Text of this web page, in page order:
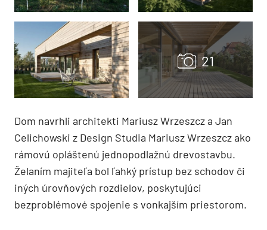
Dom navrhli architekti Mariusz Wrzeszcz a Jan
Celichowski z Design Studia Mariusz Wrzeszcz ako
rámovú opláštenú jednopodlažnú drevostavbu.
Želaním majiteľa bol ľahký prístup bez schodov či
iných úrovňových rozdielov, poskytujúci
bezproblémové spojenie s vonkajším priestorom.